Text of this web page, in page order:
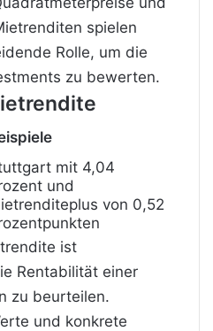
spielen
Rolle, um die
zu bewerten.
mit 4,04
und
von 0,52
ist
Rentabilität einer
zu beurteilen.
und konkrete